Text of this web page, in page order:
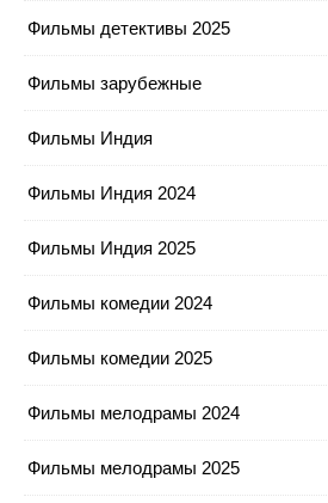
Фильмы детективы 2025
Фильмы зарубежные
Фильмы Индия
Фильмы Индия 2024
Фильмы Индия 2025
Фильмы комедии 2024
Фильмы комедии 2025
Фильмы мелодрамы 2024
Фильмы мелодрамы 2025